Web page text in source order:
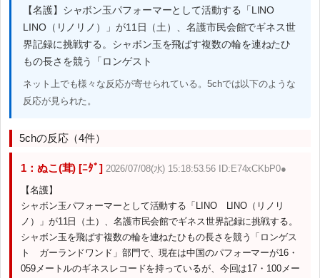
【名護】シャボン玉パフォーマーとして活動する「LINO
LINO（リノリノ）」が11日（土）、名護市民会館でギネス世
界記録に挑戦する。シャボン玉を飛ばす複数の輪を連ねたひ
もの長さを競う「ロンゲスト
ネット上でも様々な反応が寄せられている。5chでは以下のような
反応が見られた。
5chの反応（4件）
1：ぬこ(茸) [ﾆﾀﾞ] 2026/07/08(水) 15:18:53.56 ID:E74xCKbP0●
【名護】
シャボン玉パフォーマーとして活動する「LINO LINO（リノリ
ノ）」が11日（土）、名護市民会館でギネス世界記録に挑戦する。
シャボン玉を飛ばす複数の輪を連ねたひもの長さを競う「ロンゲス
ト ガーランドワンド」部門で、現在は中国のパフォーマーが16・
059メートルのギネスレコードを持っているが、今回は17・100メー